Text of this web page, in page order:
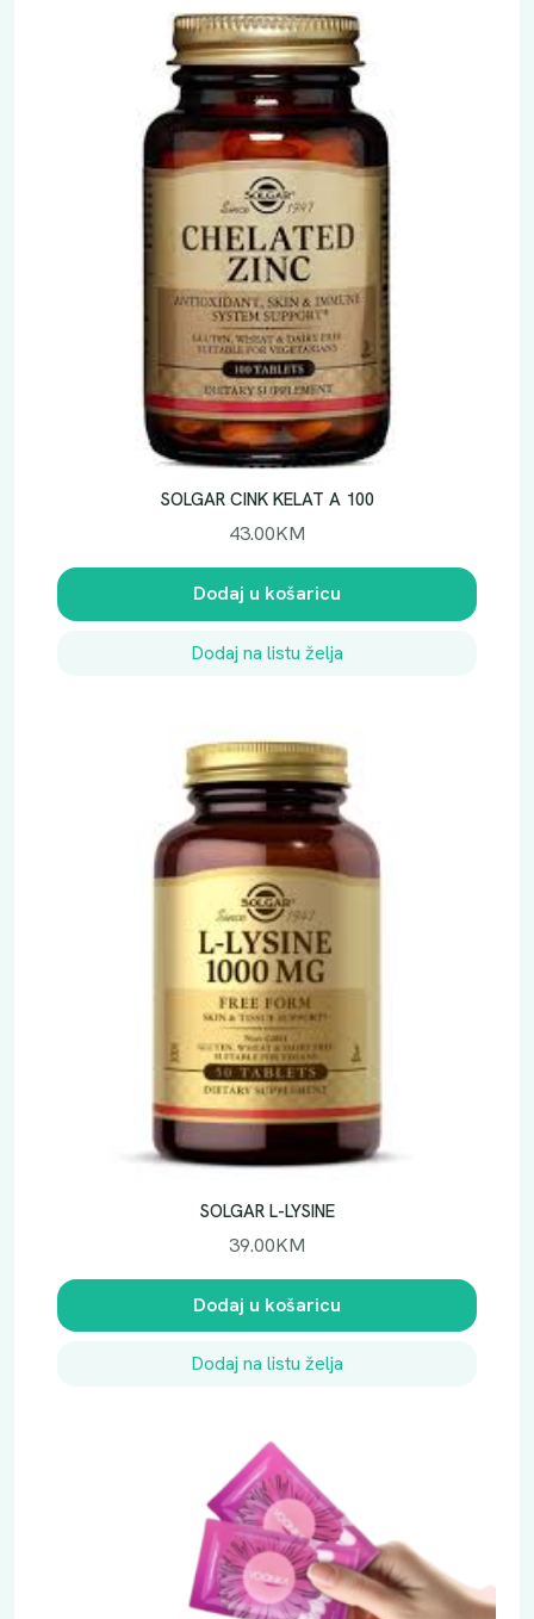
SOLGAR CINK KELAT A 100
43.00KM
Dodaj u košaricu
Dodaj na listu želja
SOLGAR L-LYSINE
39.00KM
Dodaj u košaricu
Dodaj na listu želja